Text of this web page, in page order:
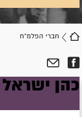
חברי הפלמ"ח
כהן ישראל